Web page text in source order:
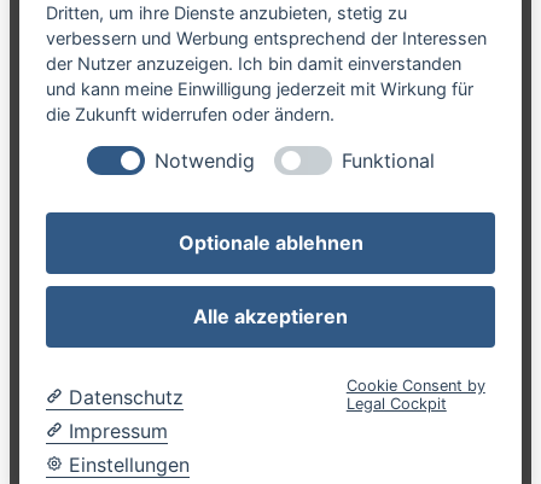
Karriere-Werkstatt.com
ist eine Marke der NCN GmbH
NCN GmbH
Anrather Str. 21
47877 Willich
Datenschutz
Dritten, um ihre Dienste anzubieten, stetig zu
verbessern und Werbung entsprechend der Interessen
der Nutzer anzuzeigen. Ich bin damit einverstanden
und kann meine Einwilligung jederzeit mit Wirkung für
die Zukunft widerrufen oder ändern.
Notwendig Funktional
Optionale ablehnen
Alle akzeptieren
Datenschutz
Impressum
Einstellungen
Cookie Consent by
Legal Cockpit